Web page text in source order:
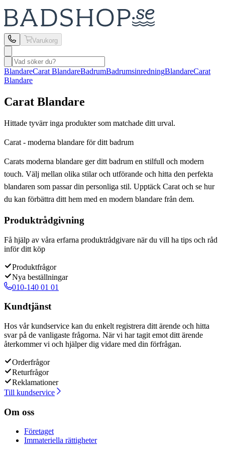
Varukorg
BlandareCarat BlandareBadrumBadrumsinredningBlandareCarat
Blandare
Carat Blandare
Hittade tyvärr inga produkter som matchade ditt urval.
Carat - moderna blandare för ditt badrum
Carats moderna blandare ger ditt badrum en stilfull och modern
touch. Välj mellan olika stilar och utförande och hitta den perfekta
blandaren som passar din personliga stil. Upptäck Carat och se hur
du kan förbättra ditt hem med en modern blandare från dem.
Produktrådgivning
Få hjälp av våra erfarna produktrådgivare när du vill ha tips och råd
inför ditt köp
Produktfrågor
Nya beställningar
010-140 01 01
Kundtjänst
Hos vår kundservice kan du enkelt registrera ditt ärende och hitta
svar på de vanligaste frågorna. När vi har tagit emot ditt ärende
återkommer vi och hjälper dig vidare med din förfrågan.
Orderfrågor
Returfrågor
Reklamationer
Till kundservice
Om oss
Företaget
Immateriella rättigheter